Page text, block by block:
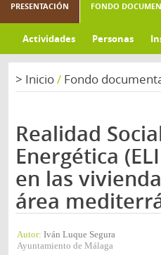
PRESENTACIÓN FONDO
Actividades Personas
> Inicio/ Fondo
Realidad
Energética
en las
área
Autor: Iván Luque Segura
Ayuntamiento de Málaga